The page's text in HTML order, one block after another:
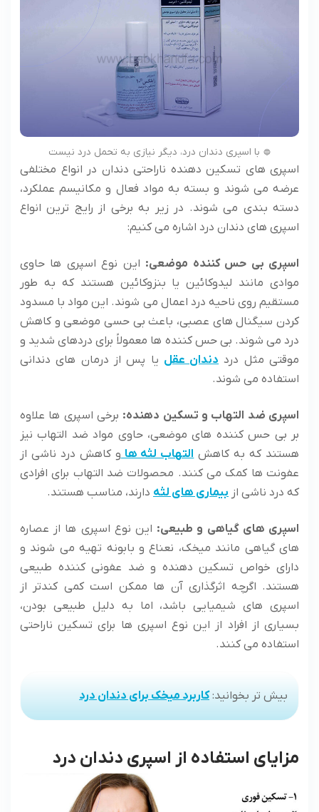
با اسپری دندان درد، دیگر نیازی به تحمل درد نیست
اسپری های تسکین دهنده ناراحتی دندان در انواع مختلفی
عرضه می شوند و بسته به مواد فعال و مکانیسم عملکرد،
دسته بندی می شوند. در زیر به برخی از رایج ترین انواع
اسپری های دندان درد اشاره می کنیم:
اسپری بی حس کننده موضعی: این نوع اسپری ها حاوی
موادی مانند لیدوکائین یا بنزوکائین هستند که به طور
مستقیم روی ناحیه درد اعمال می شوند. این مواد با مسدود
کردن سیگنال های عصبی، باعث بی حسی موضعی و کاهش
درد می شوند. بی حس کننده ها معمولاً برای دردهای شدید و
موقتی مثل درد دندان عقل یا پس از درمان های دندانی
استفاده می شوند.
اسپری ضد التهاب و تسکین دهنده: برخی اسپری ها علاوه
بر بی حس کننده های موضعی، حاوی مواد ضد التهاب نیز
هستند که به کاهش التهاب لثه ها و کاهش درد ناشی از
عفونت ها کمک می کنند. محصولات ضد التهاب برای افرادی
که درد ناشی از بیماری های لثه دارند، مناسب هستند.
اسپری های گیاهی و طبیعی: این نوع اسپری ها از عصاره
های گیاهی مانند میخک، نعناع و بابونه تهیه می شوند و
دارای خواص تسکین دهنده و ضد عفونی کننده طبیعی
هستند. اگرچه اثرگذاری آن ها ممکن است کمی کندتر از
اسپری های شیمیایی باشد، اما به دلیل طبیعی بودن،
بسیاری از افراد از این نوع اسپری ها برای تسکین ناراحتی
استفاده می کنند.
بیش تر بخوانید:کاربرد میخک برای دندان درد
مزایای استفاده از اسپری دندان درد